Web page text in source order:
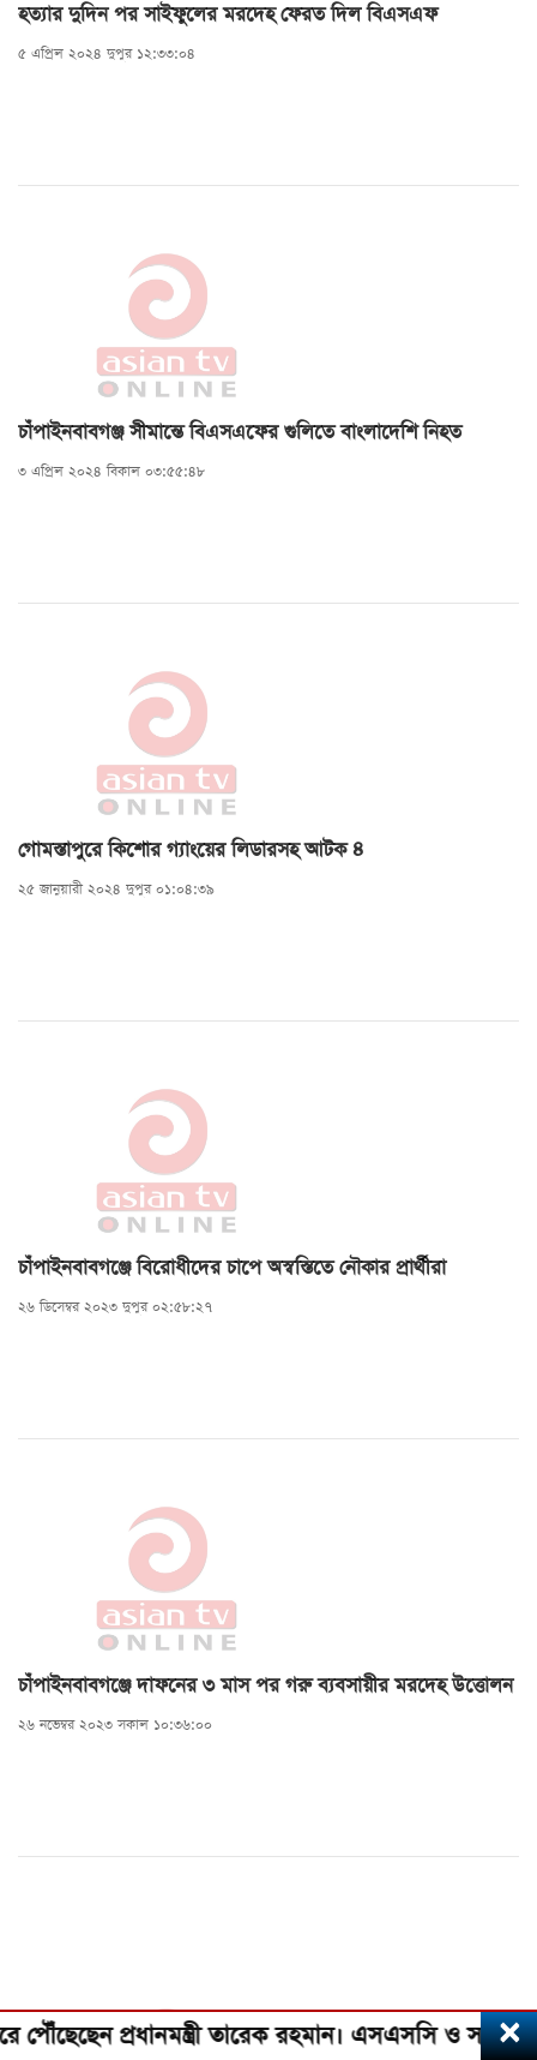
হত্যার দুদিন পর সাইফুলের মরদেহ ফেরত দিল বিএসএফ
৫ এপ্রিল ২০২৪ দুপুর ১২:৩৩:০৪
চাঁপাইনবাবগঞ্জ সীমান্তে বিএসএফের গুলিতে বাংলাদেশি নিহত
৩ এপ্রিল ২০২৪ বিকাল ০৩:৫৫:৪৮
গোমস্তাপুরে কিশোর গ্যাংয়ের লিডারসহ আটক ৪
২৫ জানুয়ারী ২০২৪ দুপুর ০১:০৪:৩৯
চাঁপাইনবাবগঞ্জে বিরোধীদের চাপে অস্বস্তিতে নৌকার প্রার্থীরা
২৬ ডিসেম্বর ২০২৩ দুপুর ০২:৫৮:২৭
চাঁপাইনবাবগঞ্জে দাফনের ৩ মাস পর গরু ব্যবসায়ীর মরদেহ উত্তোলন
২৬ নভেম্বর ২০২৩ সকাল ১০:৩৬:০০
প্রধানমন্ত্রী তারেক রহমান। এসএসসি ও সমমানের ফল×